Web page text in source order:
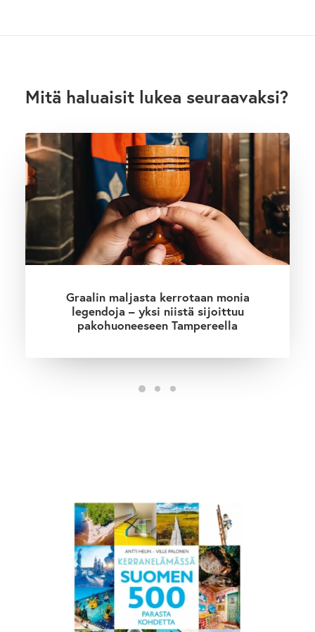
Mitä haluaisit lukea seuraavaksi?
Graalin maljasta kerrotaan monia
legendoja – yksi niistä sijoittuu
pakohuoneeseen Tampereella